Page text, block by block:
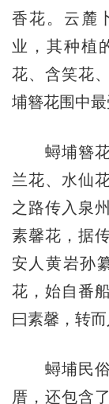
香花。云麓
业，其种植
花、含笑花
埔簪花围中最
蟳埔簪花
兰花、水仙
之路传入泉
素馨花，据
安人黄岩孙
花，始自番
曰素馨，转而
蟳埔民俗
厝，还包含